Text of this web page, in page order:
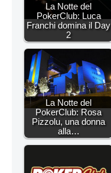
La Notte del
PokerClub: Luca
Franchi domina il Day
2
La Notte del
PokerClub: Rosa
Pizzolu, una donna
alla…